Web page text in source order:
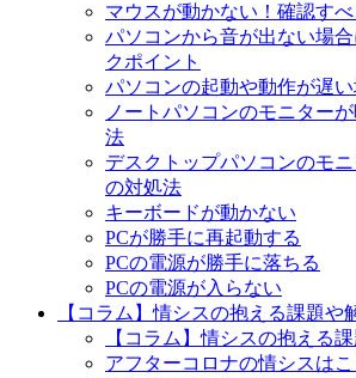
マウスが動かない！確認す
パソコンから音が出ない場
クポイント
パソコンの起動や動作が遅
ノートパソコンのモニター
法
デスクトップパソコンのモ
の対処法
キーボードが動かない
PCが勝手に再起動する
PCの電源が勝手に落ちる
PCの電源が入らない
【コラム】情シスの抱える課題や
【コラム】情シスの抱える
アフターコロナの情シスは